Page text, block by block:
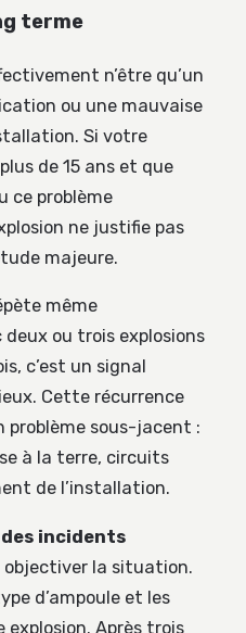
terme
n’être qu’un
ou une mauvaise
Si votre
de 15 ans et que
ce problème
ne justifie pas
majeure.
même
ou trois explosions
c’est un signal
Cette récurrence
problème sous-jacent :
à la terre, circuits
de l’installation.
incidents
objectiver la situation.
d’ampoule et les
Après trois